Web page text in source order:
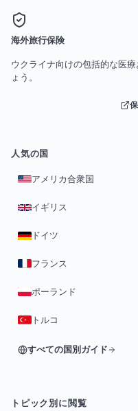
海外旅行保険
ウクライナ向けの包括的な医
ょう。
人気の国
アメリカ合衆国
イギリス
ドイツ
フランス
ポーランド
トルコ
すべての国別ガイド
トピック別に閲覧